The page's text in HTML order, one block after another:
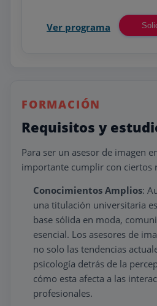
Ver programa
FORMACIÓN
Requisitos y
Para ser un asesor de imagen
importante cumplir con ciertos
Conocimientos Amplios:
una titulación universitaria
base sólida en moda,
esencial. Los asesores de
no solo las tendencias
psicología detrás de la
cómo esta afecta a las
profesionales.